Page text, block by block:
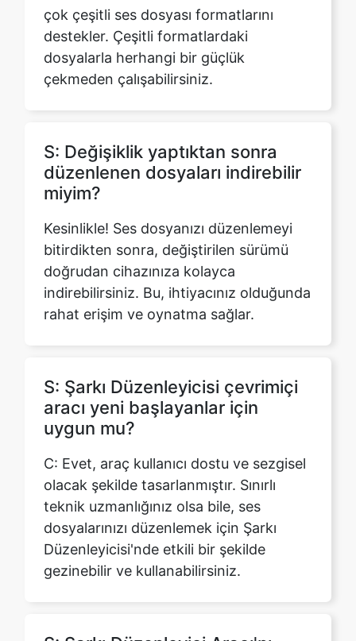
çekmeden çalışabilirsiniz.
S: Değişiklik yaptıktan sonra
Kesinlikle! Ses dosyanızı düzenlemeyi
bitirdikten sonra, değiştirilen sürümü
doğrudan cihazınıza kolayca
indirebilirsiniz. Bu, ihtiyacınız olduğunda
rahat erişim ve oynatma sağlar.
S: Şarkı Düzenleyicisi çevrimiçi
C: Evet, araç kullanıcı dostu ve sezgisel
olacak şekilde tasarlanmıştır. Sınırlı
teknik uzmanlığınız olsa bile, ses
dosyalarınızı düzenlemek için Şarkı
Düzenleyicisi'nde etkili bir şekilde
gezinebilir ve kullanabilirsiniz.
S: Şarkı Düzenleyici Aracı'nı